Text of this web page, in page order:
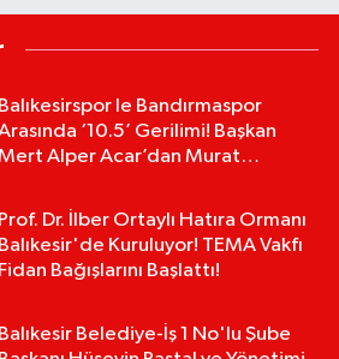
Balıkesirspor le Bandırmaspor
‘10.5’ Gerilimi! Başkan
Alper Acar’dan Murat
Prof. Dr. İlber Ortaylı Hatıra Ormanı
Balıkesir'de Kuruluyor! TEMA Vakfı
Fidan Bağışlarını Başlattı!
Balıkesir Belediye-İş 1 No'lu Şube